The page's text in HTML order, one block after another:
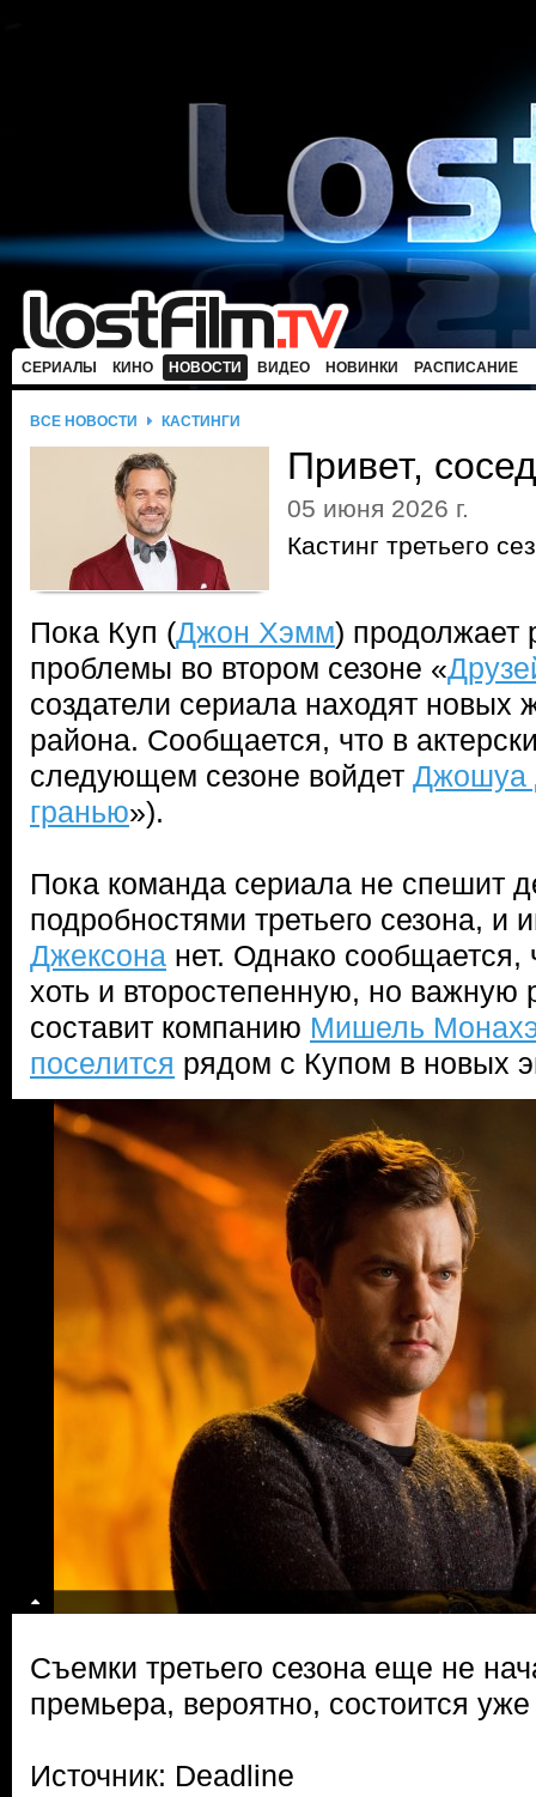
СЕРИАЛЫ КИНО НОВОСТИ ВИДЕО НОВИНКИ РАСПИСАНИЕ
ВСЕ НОВОСТИ КАСТИНГИ
Привет,
05 июня 2026 г.
Кастинг третьего
Пока Куп (Джон Хэмм) продолжает
проблемы во втором сезоне «
создатели сериала находят новых
района. Сообщается, что в
следующем сезоне войдет Джошуа
гранью»).
Пока команда сериала не спешит
подробностями третьего сезона, и
Джексона нет. Однако сообщается,
хоть и второстепенную, но
составит компанию Мишель
поселится рядом с Купом в новых
Съемки третьего сезона еще не
премьера, вероятно, состоится
Источник: Deadline